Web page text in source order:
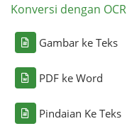
Konversi dengan OCR
Gambar ke Teks
PDF ke Word
Pindaian Ke Teks